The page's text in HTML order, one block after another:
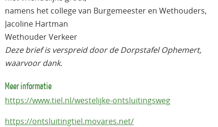
namens het college van Burgemeester en Wethouders,
Jacoline Hartman
Wethouder Verkeer
Deze brief is verspreid door de Dorpstafel Ophemert,
waarvoor dank.
Meer informatie
https://www.tiel.nl/westelijke-ontsluitingsweg
https://ontsluitingtiel.movares.net/